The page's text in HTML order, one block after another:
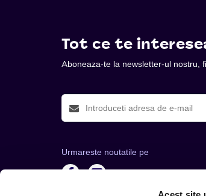
Tot ce te
Aboneaza-te la newsletter-ul nostru,
Urmareste noutatile pe